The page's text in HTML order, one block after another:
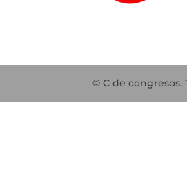
© C de congresos.